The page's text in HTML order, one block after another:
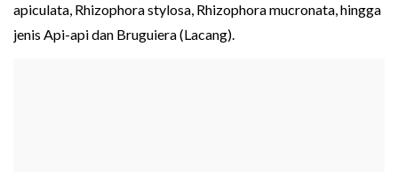
apiculata, Rhizophora stylosa, Rhizophora mucronata, hingga
jenis Api-api dan Bruguiera (Lacang).